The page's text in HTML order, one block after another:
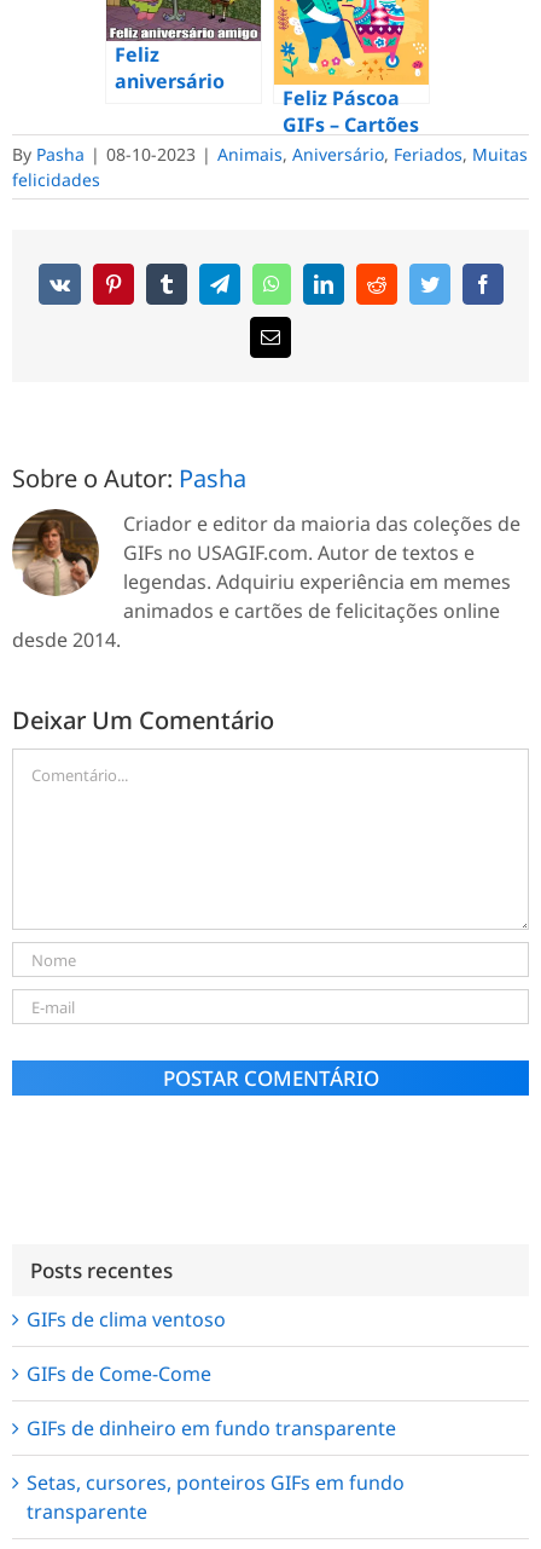
Feliz
aniversário
50 cartões
animados de
Feliz Páscoa
GIFs – Cartões
de felicitações
By Pasha | 08-10-2023 | Animais, Aniversário, Feriados, Muitas
felicidades
Sobre o Autor: Pasha
Criador e editor da maioria das coleções de
GIFs no USAGIF.com. Autor de textos e
legendas. Adquiriu experiência em memes
animados e cartões de felicitações online
desde 2014.
Deixar Um Comentário
Posts recentes
GIFs de clima ventoso
GIFs de Come-Come
GIFs de dinheiro em fundo transparente
Setas, cursores, ponteiros GIFs em fundo
transparente